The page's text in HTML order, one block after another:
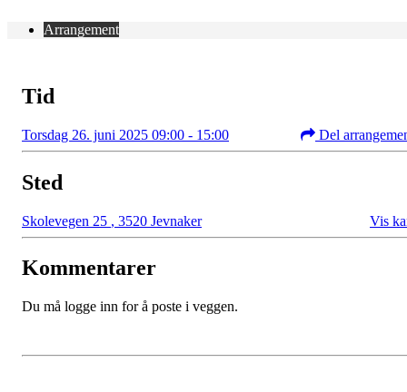
Arrangement
Tid
Torsdag 26. juni 2025 09:00 - 15:00 Del
Sted
Skolevegen 25 , 3520 Jevnaker Vis
Kommentarer
Du må logge inn for å poste i veggen.